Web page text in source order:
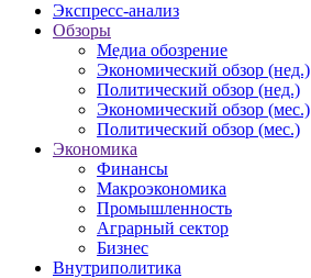
Экспресс-анализ
Обзоры
Медиа обозрение
Экономический обзор (нед.)
Политический обзор (нед.)
Экономический обзор (мес.)
Политический обзор (мес.)
Экономика
Финансы
Макроэкономика
Промышленность
Аграрный сектор
Бизнес
Внутриполитика